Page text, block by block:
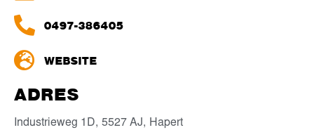
0497-386405
WEBSITE
ADRES
Industrieweg 1D, 5527 AJ, Hapert